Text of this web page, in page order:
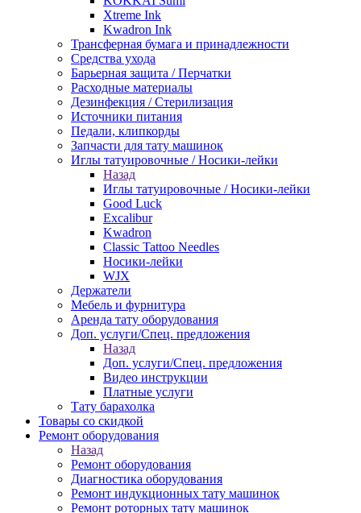
Xtreme Ink
Kwadron Ink
Трансферная бумага и принадлежности
Средства ухода
Барьерная защита / Перчатки
Расходные материалы
Дезинфекция / Стерилизация
Источники питания
Педали, клипкорды
Запчасти для тату машинок
Иглы татуировочные / Носики-лейки
Назад
Иглы татуировочные / Носики-лейки
Good Luck
Excalibur
Kwadron
Classic Tattoo Needles
Носики-лейки
WJX
Держатели
Мебель и фурнитура
Аренда тату оборудования
Доп. услуги/Спец. предложения
Назад
Доп. услуги/Спец. предложения
Видео инструкции
Платные услуги
Тату барахолка
Товары со скидкой
Ремонт оборудования
Назад
Ремонт оборудования
Диагностика оборудования
Ремонт индукционных тату машинок
Ремонт роторных тату машинок